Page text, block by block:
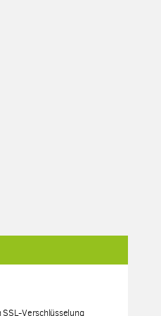
Verschlüsselung